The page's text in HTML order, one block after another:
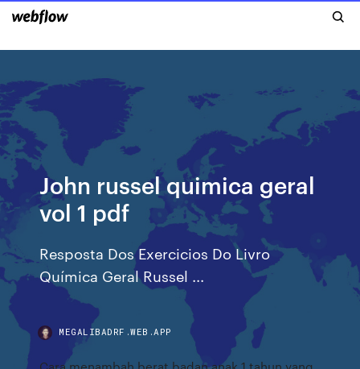
John russel quimica geral
vol 1 pdf
Resposta Dos Exercicios Do Livro
Química Geral Russel ...
MEGALIBADRF.WEB.APP